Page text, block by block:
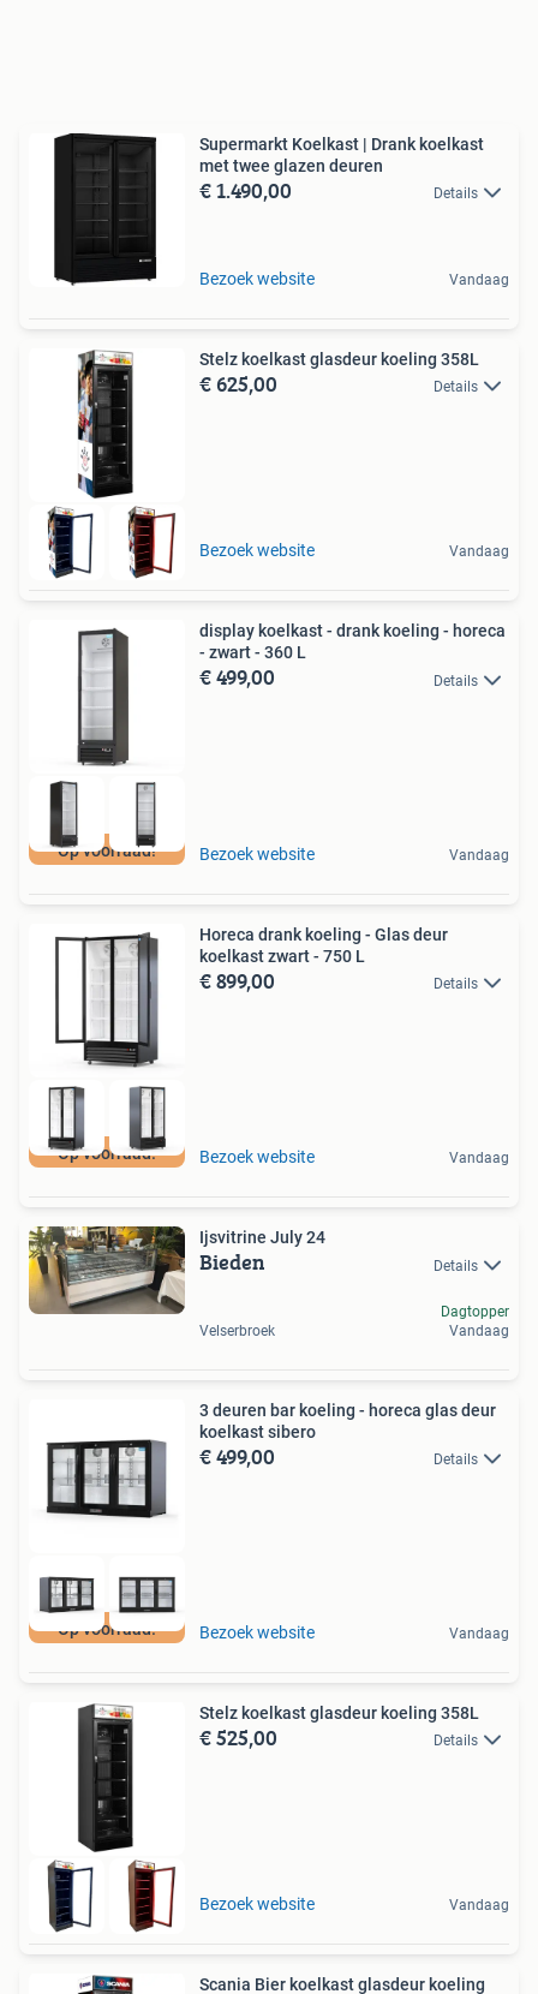
Supermarkt Koelkast | Drank koelkast
met twee glazen deuren
€ 1.490,00 Details
Bezoek website Vandaag
Stelz koelkast glasdeur koeling 358L
€ 625,00 Details
Bezoek website Vandaag
Op voorraad!
display koelkast - drank koeling - horeca
- zwart - 360 L
€ 499,00 Details
Bezoek website Vandaag
Op voorraad!
Horeca drank koeling - Glas deur
koelkast zwart - 750 L
€ 899,00 Details
Bezoek website Vandaag
Ijsvitrine July 24
Bieden Details
Velserbroek
Dagtopper
Vandaag
Op voorraad!
3 deuren bar koeling - horeca glas deur
koelkast sibero
€ 499,00 Details
Bezoek website Vandaag
Stelz koelkast glasdeur koeling 358L
€ 525,00 Details
Bezoek website Vandaag
Scania Bier koelkast glasdeur koeling